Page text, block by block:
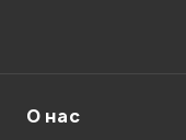
Отправить
О нас